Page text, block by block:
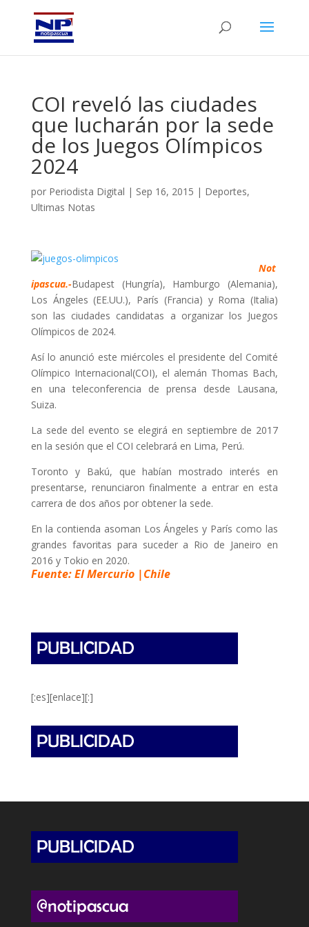
COI reveló las ciudades
que lucharán por la sede
de los Juegos Olímpicos
2024
por Periodista Digital | Sep 16, 2015 | Deportes,
Ultimas Notas
Not
ipascua.-Budapest (Hungría), Hamburgo (Alemania),
Los Ángeles (EE.UU.), París (Francia) y Roma (Italia)
son las ciudades candidatas a organizar los Juegos
Olímpicos de 2024.
Así lo anunció este miércoles el presidente del Comité
Olímpico Internacional(COI), el alemán Thomas Bach,
en una teleconferencia de prensa desde Lausana,
Suiza.
La sede del evento se elegirá en septiembre de 2017
en la sesión que el COI celebrará en Lima, Perú.
Toronto y Bakú, que habían mostrado interés en
presentarse, renunciaron finalmente a entrar en esta
carrera de dos años por obtener la sede.
En la contienda asoman Los Ángeles y París como las
grandes favoritas para suceder a Rio de Janeiro en
2016 y Tokio en 2020.
Fuente:El Mercurio |Chile
[:es][enlace][:]